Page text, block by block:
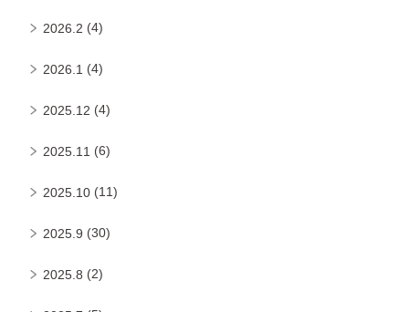
2026.2 (4)
2026.1 (4)
2025.12 (4)
2025.11 (6)
2025.10 (11)
2025.9 (30)
2025.8 (2)